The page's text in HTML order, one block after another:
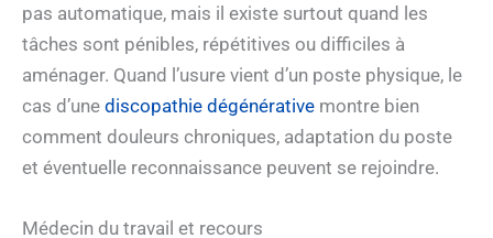
pas automatique, mais il existe surtout quand les
tâches sont pénibles, répétitives ou difficiles à
aménager. Quand l’usure vient d’un poste physique, le
cas d’une discopathie dégénérative montre bien
comment douleurs chroniques, adaptation du poste
et éventuelle reconnaissance peuvent se rejoindre.
Médecin du travail et recours